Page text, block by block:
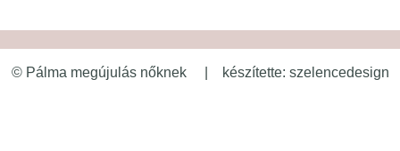
© Pálma megújulás nőknek | készítette: szelencedesign